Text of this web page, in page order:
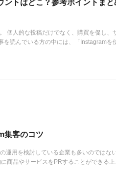
ントはどこ？参考ポイントまと
個人的な投稿だけでなく、購買を促し、
を読んでいる方の中には、「Instagramを
集客のコツ
運用を検討している企業も多いのではな
商品やサービスをPRすることができる上